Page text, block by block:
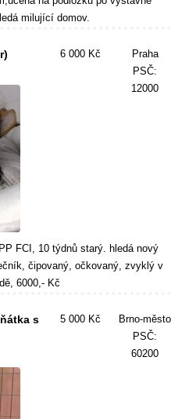
milující domov.
6 000 Kč
Praha
PSČ:
12000
FCI, 10 týdnů starý. hledá nový
čipovaný, očkovaný, zvyklý v
6000,- Kč
s
5 000 Kč
Brno-město
PSČ:
60200